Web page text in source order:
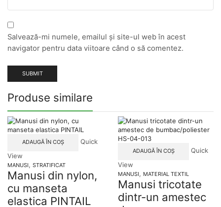
Salvează-mi numele, emailul și site-ul web în acest
navigator pentru data viitoare când o să comentez.
Produse similare
ADAUGĂ ÎN COȘ
Quick
View
MANUSI, STRATIFICAT
Manusi din nylon,
cu manseta
elastica PINTAIL
ADAUGĂ ÎN COȘ
Quick
View
MANUSI, MATERIAL TEXTIL
Manusi tricotate
dintr-un amestec